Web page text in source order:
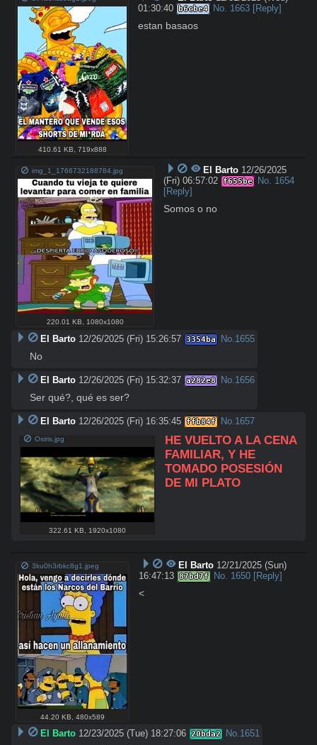
410.61 KB 719x888
01:30:40
b6cbe4 No. 1663 [Reply]
estan basaos
img_1_1766732188784.jpg
220.01 KB, 1080x1080
El Barto 12/26/2025
(Fri) 06:57:02 f655be No. 1654
[Reply]
Somos o no
El Barto 12/26/2025 (Fri) 15:26:57 3354ba No. 1655
No
El Barto 12/26/2025 (Fri) 15:32:37 a282e8 No. 1656
Ser qué?, qué es ser?
El Barto 12/26/2025 (Fri) 16:35:45 ffb84f No. 1657
Osiris.jpg
322.61 KB 1920x1080
HE VUELTO A LA CENA
FAMILIAR, Y HE
TOMADO POSESIÓN
DE MI PLATO
3ku0h3rbkc8g1.jpeg
44.20 KB ,480x589
El Barto 12/21/2025 (Sun)
16:47:13 87bd7f No. 1650 [Reply]
<
El Barto 12/23/2025 (Tue) 18:27:06 20bda2 No.1651